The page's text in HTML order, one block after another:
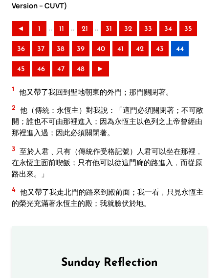
Version – CUVT)
◄ 1 .. 11 .. 21 .. 31 32 33 34 35
36 37 38 39 40 41 42 43 44
45 46 47 48 ►
1 他又帶了我回到聖地朝東的外門；那門關閉著。
2 他（傳統：永恆主）對我說：「這門必須關閉著；不可敞
開；誰也不可由那裡進入；因為永恆主以色列之上帝曾經由
那裡進入過；因此必須關閉著。
3 至於人君﹑只有（傳統作受格記號）人君可以坐在那裡﹐
在永恆主面前喫飯；只有他可以從這門廊的路進入﹐而從原
路出來。」
4 他又帶了我走北門的路來到殿前面；我一看﹐只見永恆主
的榮光充滿著永恆主的殿；我就臉伏於地。
Sunday Reflection